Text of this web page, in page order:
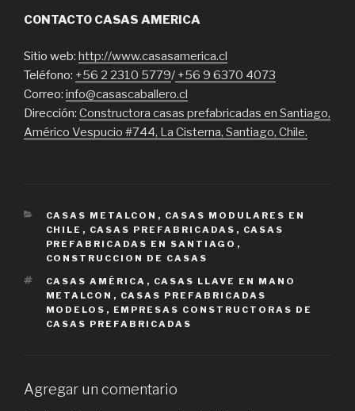
CONTACTO CASAS AMERICA
Sitio web: http://www.casasamerica.cl
Teléfono: +56 2 2310 5779/ +56 9 6370 4073
Correo: info@casascaballero.cl
Dirección: Constructora casas prefabricadas en Santiago,
Américo Vespucio #744, La Cisterna, Santiago, Chile.
CATEGORIES
CASAS METALCON , CASAS MODULARES EN
CHILE , CASAS PREFABRICADAS , CASAS
PREFABRICADAS EN SANTIAGO ,
CONSTRUCCION DE CASAS
TAGS
CASAS AMÉRICA , CASAS LLAVE EN MANO
METALCON , CASAS PREFABRICADAS
MODELOS , EMPRESAS CONSTRUCTORAS DE
CASAS PREFABRICADAS
Agregar un comentario